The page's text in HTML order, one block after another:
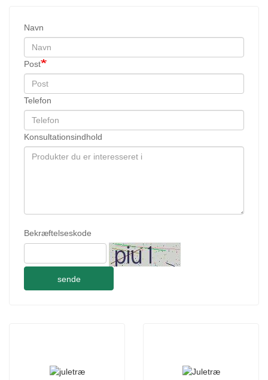
Navn
Post
Telefon
Konsultationsindhold
Bekræftelseskode
sende